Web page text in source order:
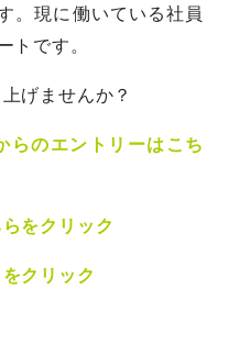
。現に働いている社員
トです。
げませんか？
らのエントリーはこち
をクリック
クリック